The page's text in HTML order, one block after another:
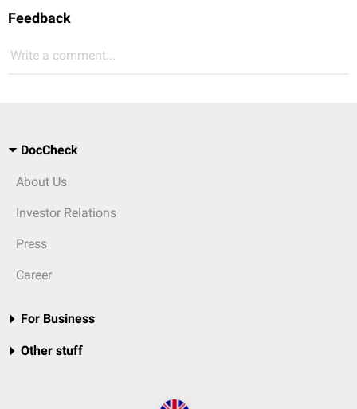
Feedback
Write a comment...
DocCheck
About Us
Investor Relations
Press
Career
For Business
Other stuff